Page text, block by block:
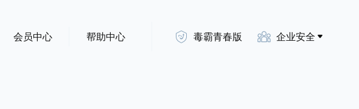
会员中心 帮助中心 毒霸青春版 企业安全